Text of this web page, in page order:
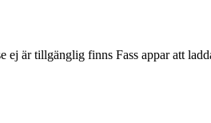
ej är tillgänglig finns Fass appar att